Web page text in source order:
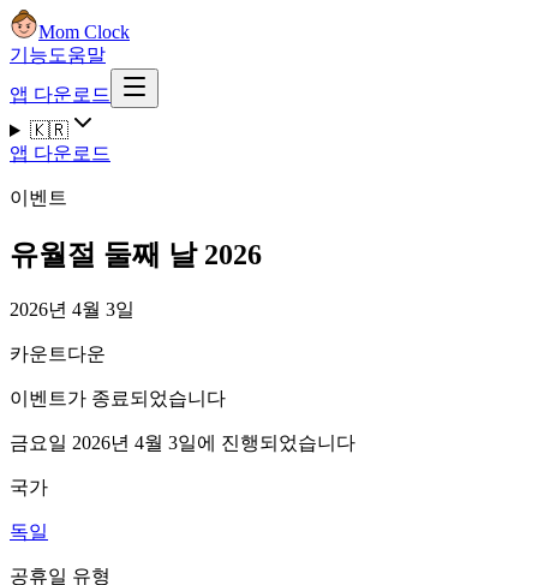
Mom Clock
기능도움말
앱 다운로드
🇰🇷
앱 다운로드
이벤트
유월절 둘째 날 2026
2026년 4월 3일
카운트다운
이벤트가 종료되었습니다
금요일 2026년 4월 3일에 진행되었습니다
국가
독일
공휴일 유형